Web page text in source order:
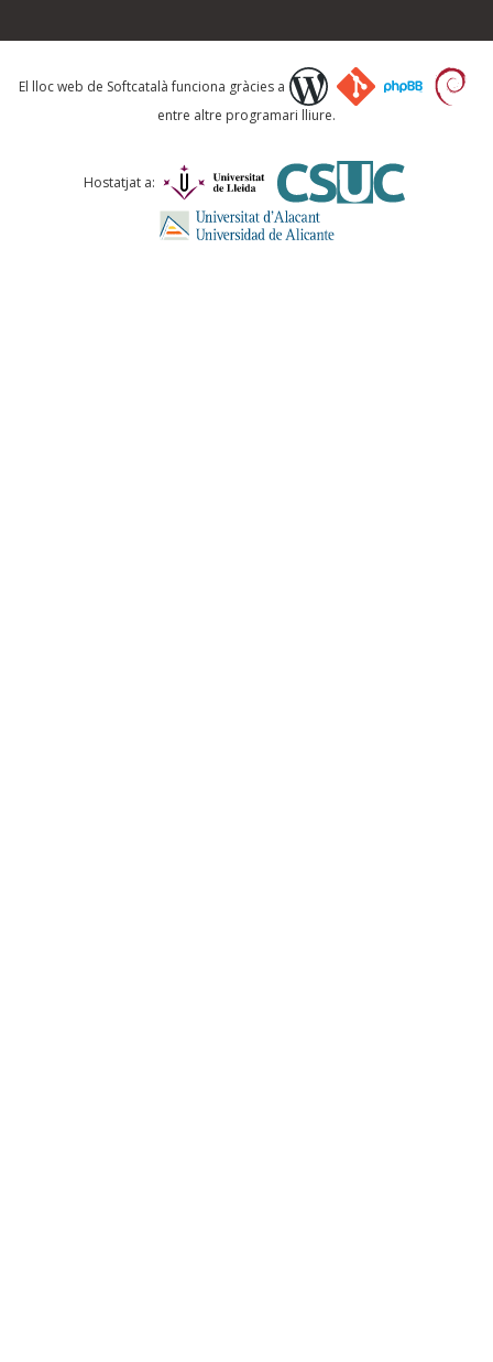
Què proposeu?
Comentari *
El lloc web de Softcatalà funciona gràcies a
entre altre programari lliure.
Hostatjat a: